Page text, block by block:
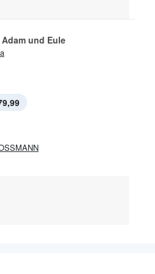
und Eule